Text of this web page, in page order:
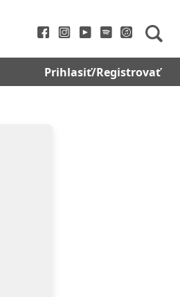
Prihlasiť/Registrovať